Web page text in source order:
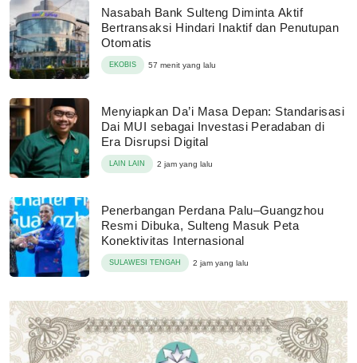
Nasabah Bank Sulteng Diminta Aktif
Bertransaksi Hindari Inaktif dan Penutupan
Otomatis
EKOBIS 57 menit yang lalu
Menyiapkan Da’i Masa Depan: Standarisasi
Dai MUI sebagai Investasi Peradaban di
Era Disrupsi Digital
LAIN LAIN 2 jam yang lalu
Penerbangan Perdana Palu–Guangzhou
Resmi Dibuka, Sulteng Masuk Peta
Konektivitas Internasional
SULAWESI TENGAH 2 jam yang lalu